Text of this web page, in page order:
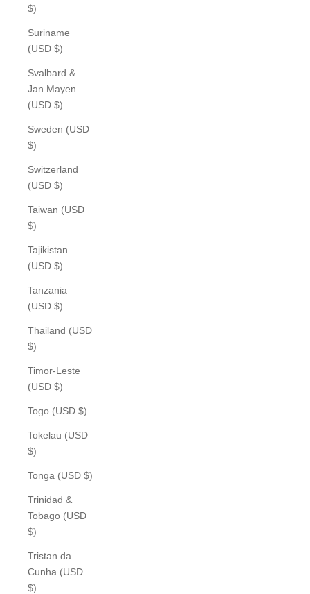
$)
Suriname
(USD $)
Svalbard &
Jan Mayen
(USD $)
Sweden (USD
$)
Switzerland
(USD $)
Taiwan (USD
$)
Tajikistan
(USD $)
Tanzania
(USD $)
Thailand (USD
$)
Timor-Leste
(USD $)
Togo (USD $)
Tokelau (USD
$)
Tonga (USD $)
Trinidad &
Tobago (USD
$)
Tristan da
Cunha (USD
$)